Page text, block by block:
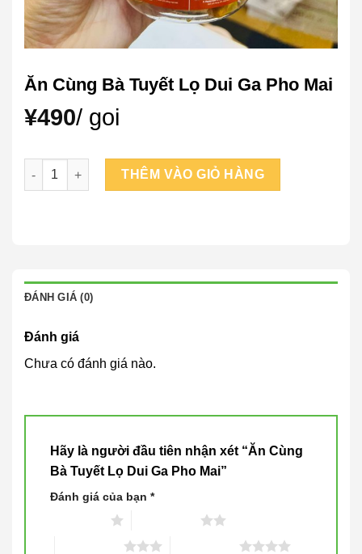
Ăn Cùng Bà Tuyết Lọ Dui Ga Pho Mai
¥490/ goi
Ăn Cùng Bà Tuyết Lọ Dui Ga Pho Mai số lượng
THÊM VÀO GIỎ HÀNG
ĐÁNH GIÁ (0)
Đánh giá
Chưa có đánh giá nào.
Hãy là người đầu tiên nhận xét “Ăn Cùng
Bà Tuyết Lọ Dui Ga Pho Mai”
Đánh giá của bạn *